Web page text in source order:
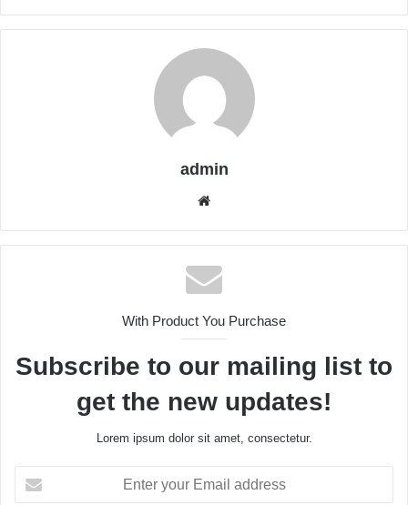
admin
b
s
i
With Product You Purchase
Subscribe to our mailing list to
get the new updates!
Lorem ipsum dolor sit amet, consectetur.